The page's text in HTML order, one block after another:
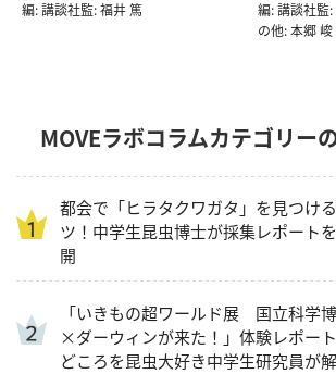
編: 講談社監: 福井 篤
編: 講談社監
の他: 本郷 峻
MOVEラボコラムカテゴリー
都会で「ヒラタクワガタ」を見つけ
ツ！中学生昆虫博士が採集レポート
開
「いきもの超ワールド展 国立科学
×ダーウィンが来た！」体験レポー
どころを昆虫大好き中学生研究員が